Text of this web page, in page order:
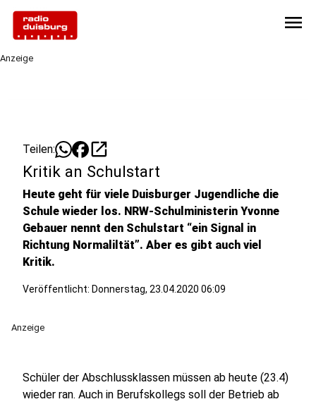
menu
Anzeige
Teilen: open_in_new
Kritik an Schulstart
Heute geht für viele Duisburger Jugendliche die
Schule wieder los. NRW-Schulministerin Yvonne
Gebauer nennt den Schulstart “ein Signal in
Richtung Normaliltät”. Aber es gibt auch viel
Kritik.
Veröffentlicht: Donnerstag, 23.04.2020 06:09
Anzeige
Schüler der Abschlussklassen müssen ab heute (23.4)
wieder ran. Auch in Berufskollegs soll der Betrieb ab